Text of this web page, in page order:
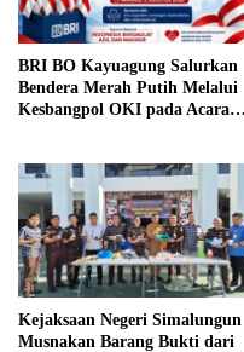
BRI BO Kayuagung Salurkan
Bendera Merah Putih Melalui
Kesbangpol OKI pada Acara
Kejaksaan Negeri Simalungun
Musnakan Barang Bukti dari